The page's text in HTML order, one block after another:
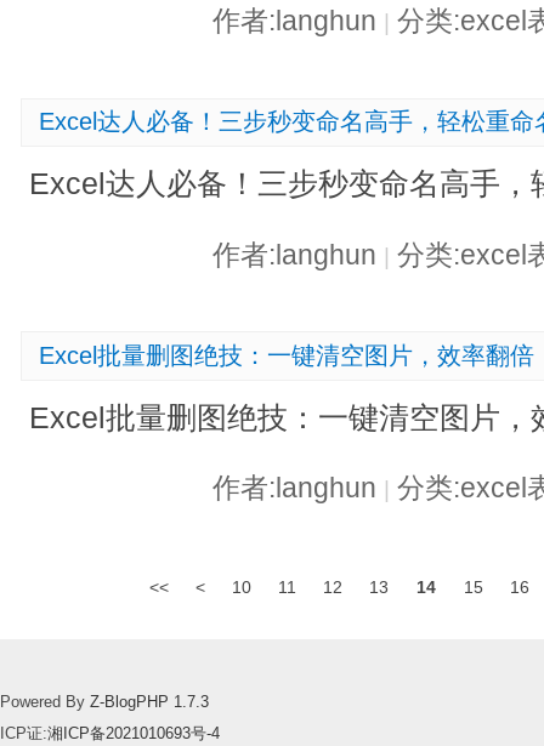
作者:langhun 分类:excel
Excel达人必备！三步秒变命名高手，轻松重命
Excel达人必备！三步秒变命名高手，
作者:langhun 分类:excel
Excel批量删图绝技：一键清空图片，效率翻倍
Excel批量删图绝技：一键清空图片，
作者:langhun 分类:excel
<< < 10 11 12 13 14 15 16
Powered By Z-BlogPHP 1.7.3
ICP证:湘ICP备2021010693号-4